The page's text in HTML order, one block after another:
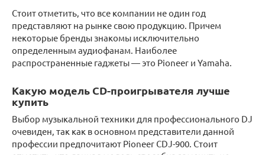
Стоит отметить, что все компании не один год
представляют на рынке свою продукцию. Причем
некоторые бренды знакомы исключительно
определенным аудиофанам. Наиболее
распространенные гаджеты — это Pioneer и Yamaha.
Какую модель CD-проигрывателя лучше
купить
Выбор музыкальной техники для профессионального DJ
очевиден, так как в основном представители данной
профессии предпочитают Pioneer CDJ-900. Стоит